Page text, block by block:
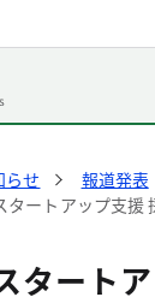
らせ 報道発表
タートアップ支援
タート